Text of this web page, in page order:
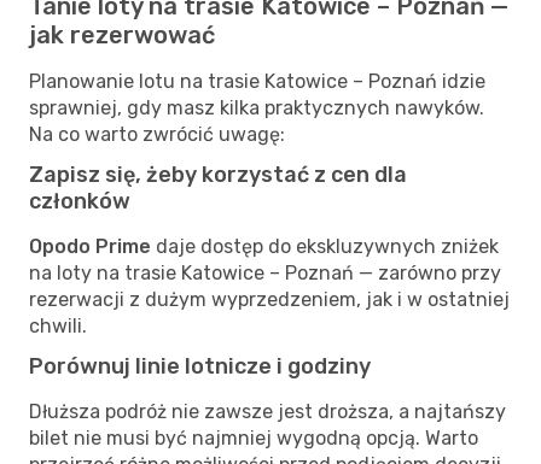
Tanie loty na trasie Katowice – Poznań —
jak rezerwować
Planowanie lotu na trasie Katowice – Poznań idzie
sprawniej, gdy masz kilka praktycznych nawyków.
Na co warto zwrócić uwagę:
Zapisz się, żeby korzystać z cen dla
członków
Opodo Prime daje dostęp do ekskluzywnych zniżek
na loty na trasie Katowice – Poznań — zarówno przy
rezerwacji z dużym wyprzedzeniem, jak i w ostatniej
chwili.
Porównuj linie lotnicze i godziny
Dłuższa podróż nie zawsze jest droższa, a najtańszy
bilet nie musi być najmniej wygodną opcją. Warto